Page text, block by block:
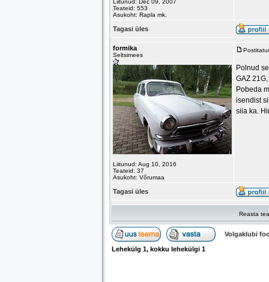
Liitunud: Dec 09, 2007
Teateid: 553
Asukoht: Rapla mk.
Tagasi üles
formika
Seltsimees
Liitunud: Aug 10, 2016
Teateid: 37
Asukoht: Võrumaa
Polnud
GAZ
Pobeda
isendist
siia ka.
Tagasi üles
Reasta
Volgaklubi
Lehekülg 1, kokku lehekülgi 1